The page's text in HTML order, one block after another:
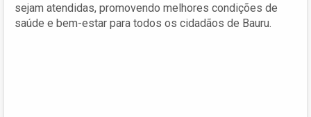
sejam atendidas, promovendo melhores condições de
saúde e bem-estar para todos os cidadãos de Bauru.